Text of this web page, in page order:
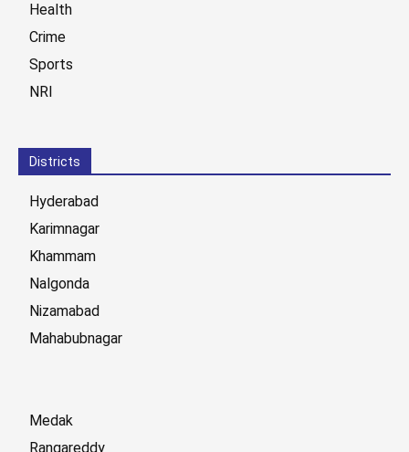
Health
Crime
Sports
NRI
Districts
Hyderabad
Karimnagar
Khammam
Nalgonda
Nizamabad
Mahabubnagar
Medak
Rangareddy